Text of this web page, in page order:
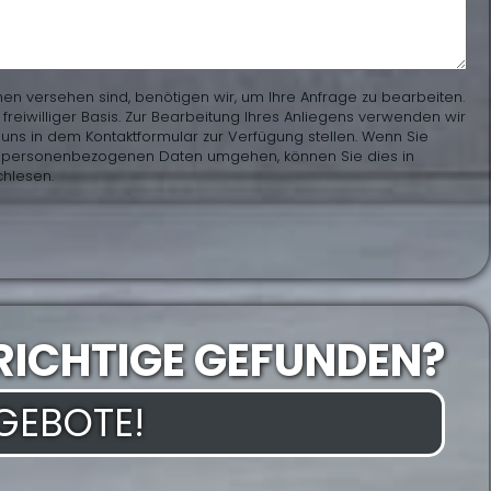
versehen sind, benötigen wir, um Ihre Anfrage zu bearbeiten.
Basis. Zur Bearbeitung Ihres Anliegens verwenden wir
in dem Kontaktformular zur Verfügung stellen. Wenn Sie
Daten umgehen, können Sie dies in
GEFUNDEN?